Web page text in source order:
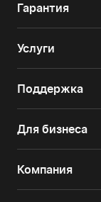
Гарантия
Услуги
Поддержка
Для бизнеса
Компания